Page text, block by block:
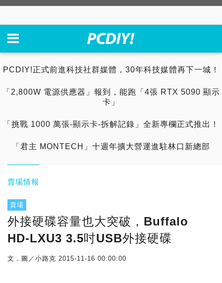
PCDIY!正式前進科技社群媒體，30年科技媒體再下一城！
「2,800W 電源供應器」報到，能跑「4張 RTX 5090 顯示
卡」
「挑戰 1000 萬張-顯示卡-拆解記錄」全新專欄正式推出！
「君主 MONTECH」十週年擴大營運進駐林口新總部
賣場情報
賣場
外接硬碟容量也大突破，Buffalo
HD-LXU3 3.5吋USB外接硬碟
文．圖／小路克 2015-11-16 00:00:00